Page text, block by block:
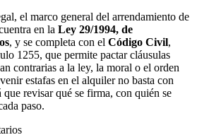
el marco general del arrendamiento de
en la Ley 29/1994, de
, y se completa con el Código Civil,
1255, que permite pactar cláusulas
contrarias a la ley, la moral o el orden
estafas en el alquiler no basta con
que revisar qué se firma, con quién se
paso.